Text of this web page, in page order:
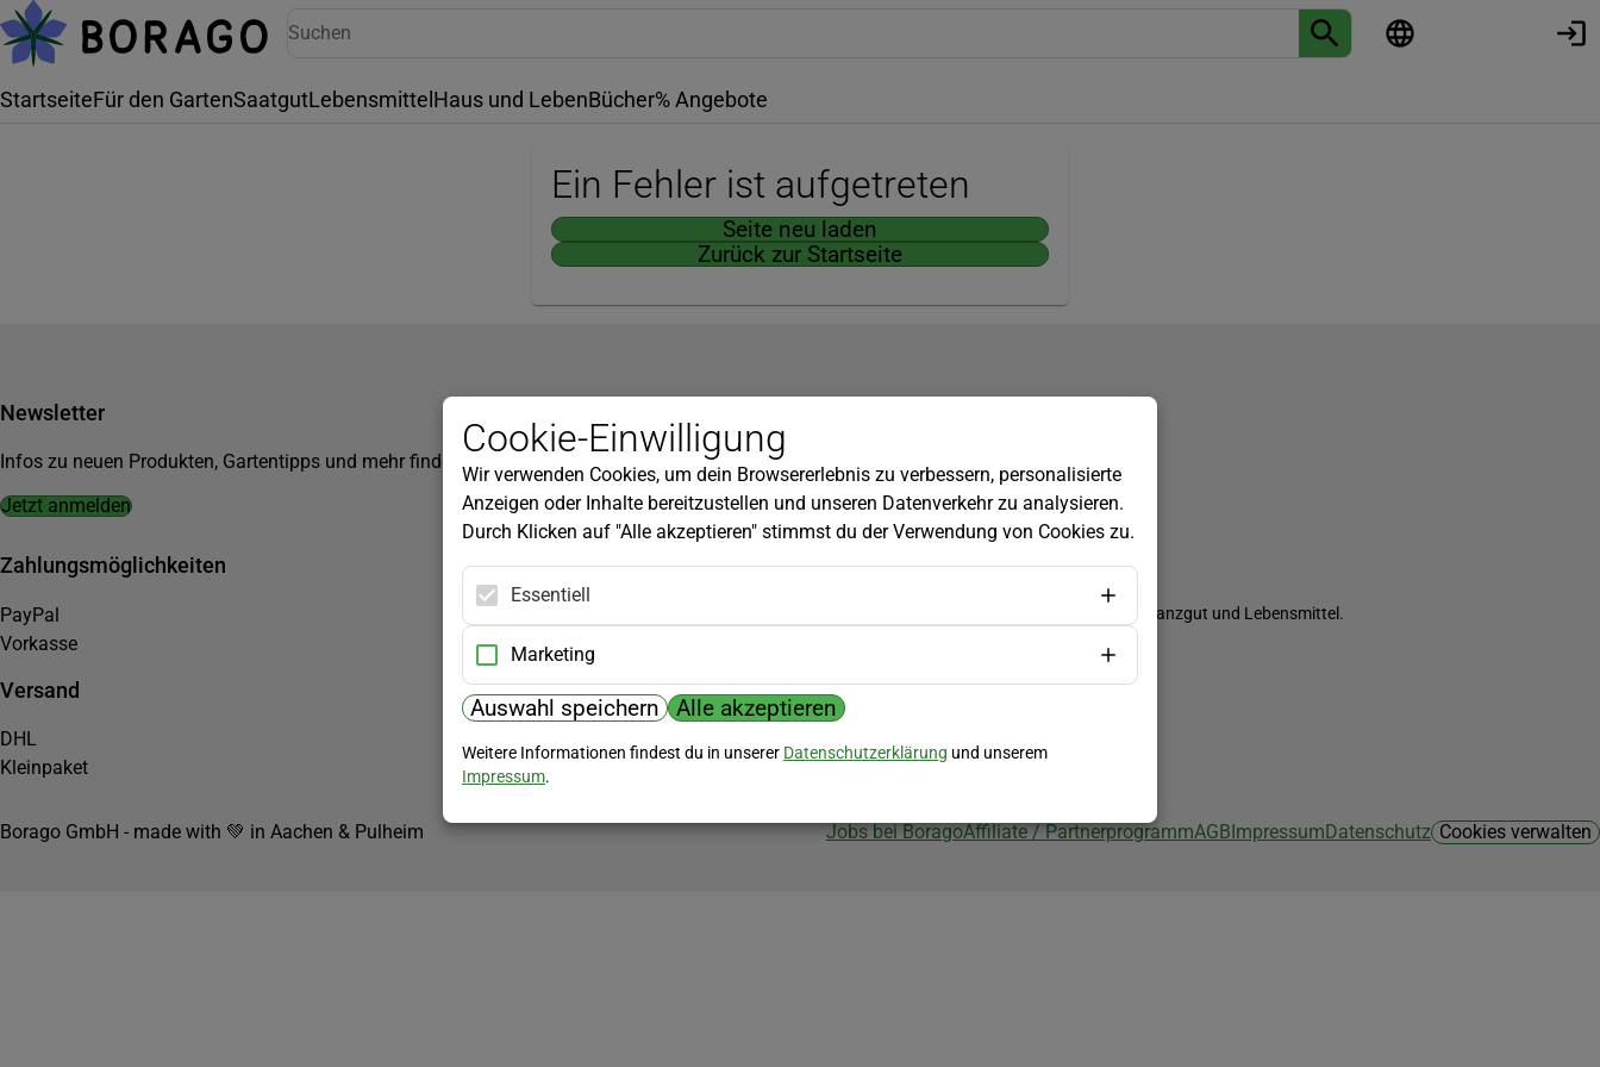
StartseiteFür den GartenSaatgutLebensmittel Haus und LebenBücher% Angebote
Ein Fehler ist aufgetreten
Seite neu laden
Zurück zur Startseite
Newsletter
Infos zu neuen Produkten, Gartentipps und mehr findest du in unserem Newsletter!
Jetzt anmelden
Kundenservice
Widerrufsbelehrung
Versandkosten
Zahlungsmöglichkeiten
PayPal
Vorkasse
Versand
DHL
Kleinpaket
Biozertifizierung
Borago ist biozertifiziert im Bereich Saatgut, Pflanzgut und Lebensmittel.
Borago GmbH - made with 💚 in Aachen & Pulheim Jobs bei BoragoAffiliate / PartnerprogrammAGBImpressumDatenschutz Cookies verwalten
Cookie-Einwilligung
Wir verwenden Cookies, um dein Browsererlebnis zu verbessern, personalisierte
Anzeigen oder Inhalte bereitzustellen und unseren Datenverkehr zu analysieren.
Durch Klicken auf "Alle akzeptieren" stimmst du der Verwendung von Cookies zu.
Essentiell
Marketing
Auswahl speichern Alle akzeptieren
Weitere Informationen findest du in unserer Datenschutzerklärung und unserem
Impressum.